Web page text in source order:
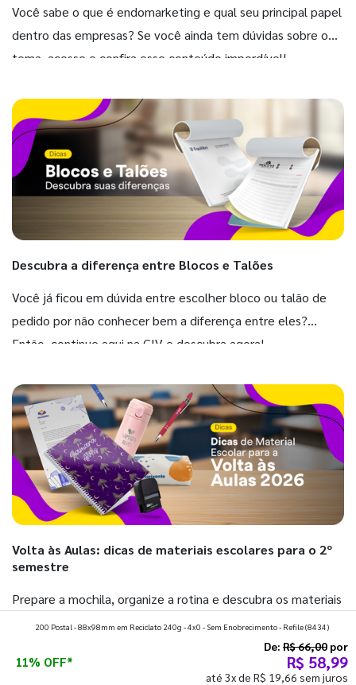
Você sabe o que é endomarketing e qual seu principal papel
dentro das empresas? Se você ainda tem dúvidas sobre o
tema, acesse e confira esse conteúdo imperdível!
Descubra a diferença entre Blocos e Talões
Você já ficou em dúvida entre escolher bloco ou talão de
pedido por não conhecer bem a diferença entre eles?
Então, continue aqui na GIV e descubra agora!
Volta às Aulas: dicas de materiais escolares para o 2º
semestre
Prepare a mochila, organize a rotina e descubra os materiais
que fazem toda diferença para começar o segundo
200 Postal - 88x98mm em Reciclato 240g - 4x0 - Sem Enobrecimento - Refile(8434)
11% OFF*
De: R$ 66,00 por
R$ 58,99
até 3x de R$ 19,66 sem juros